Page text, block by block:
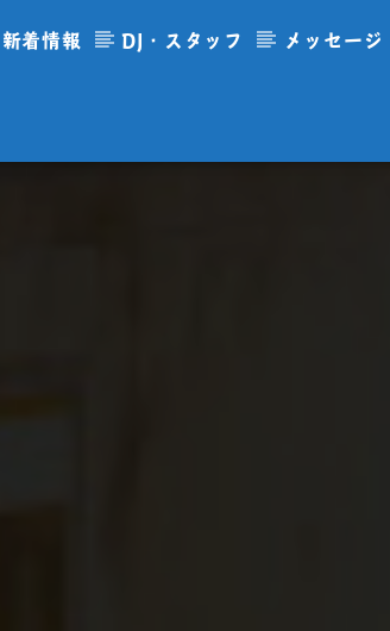
新着情報 DJ・スタッフ メッセー